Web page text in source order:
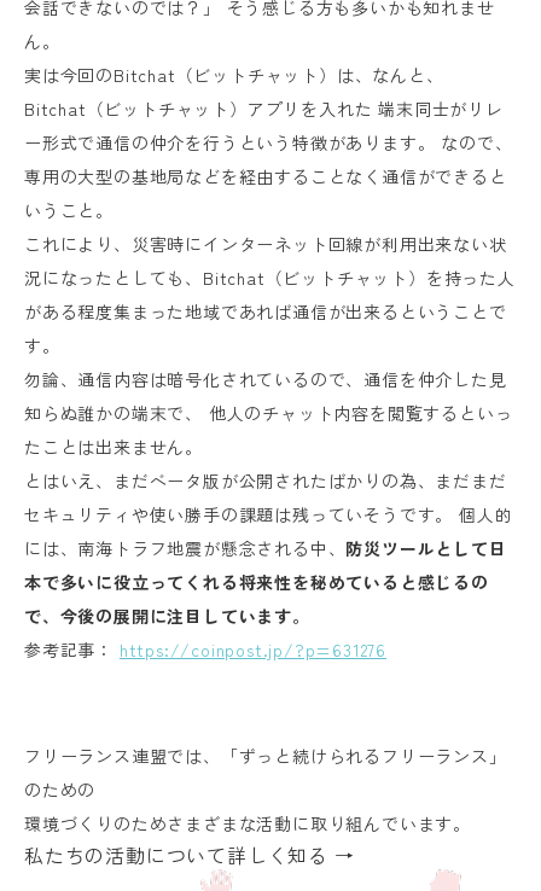
会話できないのでは？」 そう感じる方も多いかも知れませ
ん。
実は今回のBitchat（ビットチャット）は、なんと、
Bitchat（ビットチャット）アプリを入れた 端末同士がリレ
ー形式で通信の仲介を行うという特徴があります。 なので、
専用の大型の基地局などを経由することなく通信ができると
いうこと。
これにより、災害時にインターネット回線が利用出来ない状
況になったとしても、Bitchat（ビットチャット）を持った人
がある程度集まった地域であれば通信が出来るということで
す。
勿論、通信内容は暗号化されているので、通信を仲介した見
知らぬ誰かの端末で、 他人のチャット内容を閲覧するといっ
たことは出来ません。
とはいえ、まだベータ版が公開されたばかりの為、まだまだ
セキュリティや使い勝手の課題は残っていそうです。 個人的
には、南海トラフ地震が懸念される中、 防災ツールとして日
本で多いに役立ってくれる将来性を秘めていると感じるの
で、今後の展開に注目しています。
参考記事： https://coinpost.jp/?p=631276
フリーランス連盟では、「ずっと続けられるフリーランス」
のための
環境づくりのためさまざまな活動に取り組んでいます。
私たちの活動について詳しく知る →